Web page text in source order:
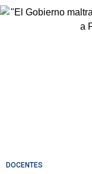
DOCENTES